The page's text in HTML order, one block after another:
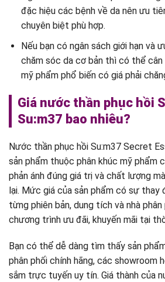
đặc hiệu các bệnh về da nên ưu
chuyên biệt phù hợp.
Nếu bạn có ngân sách giới hạn và
chăm sóc da cơ bản thì có thể cân
mỹ phẩm phổ biến có giá phải
Giá nước thần phục hồi
Su:m37 bao nhiêu?
Nước thần phục hồi Su:m37 Secret
sản phẩm thuộc phân khúc mỹ phẩm
phản ánh đúng giá trị và chất lượng
lại. Mức giá của sản phẩm có sự thay
từng phiên bản, dung tích và nhà
chương trình ưu đãi, khuyến mãi tại
Bạn có thể dễ dàng tìm thấy sản
phân phối chính hãng, các showroom
sắm trực tuyến uy tín. Giá thành của